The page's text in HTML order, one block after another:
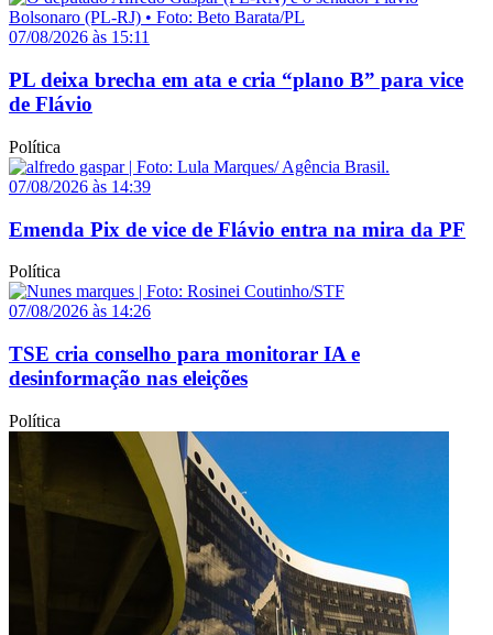
07/08/2026 às 15:11
PL deixa brecha em ata e cria “plano B” para vice
de Flávio
Política
07/08/2026 às 14:39
Emenda Pix de vice de Flávio entra na mira da PF
Política
07/08/2026 às 14:26
TSE cria conselho para monitorar IA e
desinformação nas eleições
Política